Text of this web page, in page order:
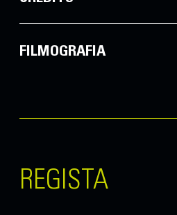
FILMOGRAFIA
REGISTA